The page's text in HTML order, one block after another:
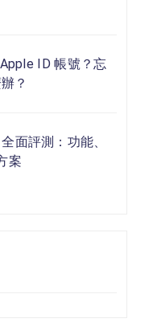
ID 帳號？忘
？
面評測：功能、
案